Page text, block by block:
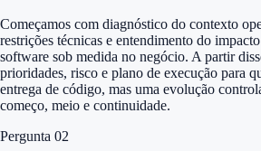
Começamos com diagnóstico do contexto
restrições técnicas e entendimento do
software sob medida no negócio. A partir
prioridades, risco e plano de execução para
entrega de código, mas uma evolução
começo, meio e continuidade.
Pergunta 02